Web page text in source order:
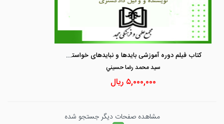
کتاب فیلم دوره آموزشی بایدها و نبایدهای خواسته دعوی با تکیه بر رویه قضایی
سيد محمد رضا حسيني
۵,۰۰۰,۰۰۰ ریال
مشاهده صفحات دیگر جستجو شده